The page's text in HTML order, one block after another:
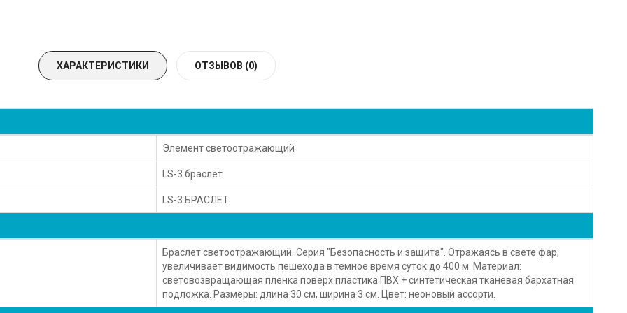
ХАРАКТЕРИСТИКИ ОТЗЫВОВ (0)
Элемент светоотражающий
LS-3 браслет
LS-3 БРАСЛЕТ
Браслет светоотражающий. Серия "Безопасность и защита". Отражаясь в свете фар,
увеличивает видимость пешехода в темное время суток до 400 м. Материал:
световозвращающая пленка поверх пластика ПВХ + синтетическая тканевая бархатная
подложка. Размеры: длина 30 см, ширина 3 см. Цвет: неоновый ассорти.